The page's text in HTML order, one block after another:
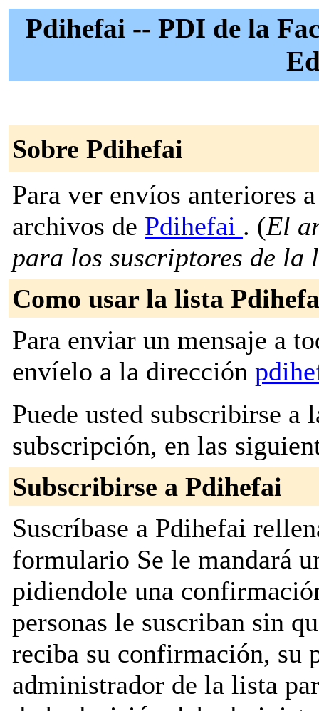
Pdihefai -- PDI de la
Sobre Pdihefai
Para ver envíos anteriores
archivos de Pdihefai . (El
para los suscriptores de la
Como usar la lista
Para enviar un mensaje a
envíelo a la dirección
Puede usted subscribirse a
subscripción, en las
Subscribirse a Pdihefai
Suscríbase a Pdihefai
formulario Se le mandará
pidiendole una
personas le suscriban sin
reciba su confirmación, su
administrador de la lista